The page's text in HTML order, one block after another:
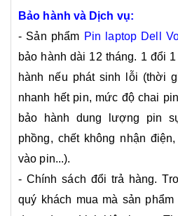
Bảo hành và Dịch vụ:
- Sản phẩm Pin laptop Dell
bảo hành dài 12 tháng. 1 đổi
hành nếu phát sinh lỗi (thời
nhanh hết pin, mức độ chai
bảo hành dung lượng pin
phồng, chết không nhận
vào pin...).
- Chính sách đổi trả hàng.
quý khách mua mà sản